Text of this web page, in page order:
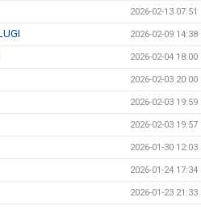
2026-02-13 07:51
2026-02-09 14:38
2026-02-04 18:00
2026-02-03 20:00
2026-02-03 19:59
2026-02-03 19:57
2026-01-30 12:03
2026-01-24 17:34
2026-01-23 21:33